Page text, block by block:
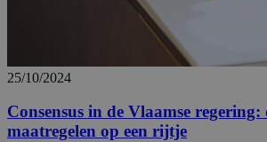
25/10/2024
Consensus in de Vlaamse regering:
maatregelen op een rijtje